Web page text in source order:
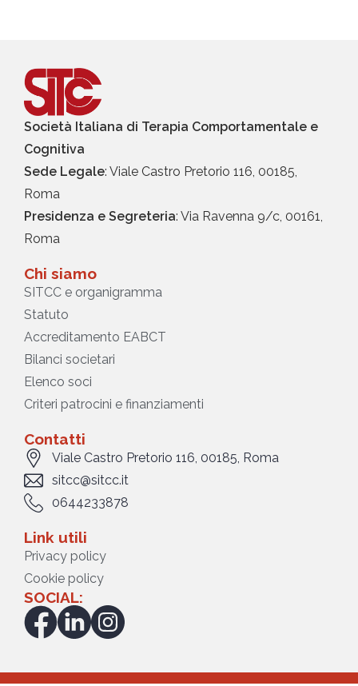
Società Italiana di Terapia Comportamentale e
Cognitiva
Sede Legale: Viale Castro Pretorio 116, 00185,
Roma
Presidenza e Segreteria: Via Ravenna 9/c, 00161,
Roma
Chi siamo
SITCC e organigramma
Statuto
Accreditamento EABCT
Bilanci societari
Elenco soci
Criteri patrocini e finanziamenti
Contatti
Viale Castro Pretorio 116, 00185, Roma
sitcc@sitcc.it
0644233878
Link utili
Privacy policy
Cookie policy
SOCIAL: